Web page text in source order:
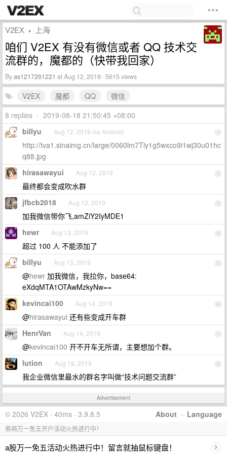
V2EX › 上海
咱们 V2EX 有没有微信或者 QQ 技术交
流群的，魔都的（快带我回家）
Byas1217261221 at Aug 12, 2019 · 5615 views
V2EX 魔都 QQ
微信
8 replies • 2019-08-18 21:50:45 +08:00
1
billyu Aug 12, 2019 via Android
http://tva1.sinaimg.cn/large/0060lm7Tly1g5wxco9i1wj30u01hc
q88.jpg
2
hirasawayui Aug 12, 2019
最终都会变成吹水群
3
jfbcb2018 Aug 12, 2019
加我微信带你飞,amZiY2IyMDE1
4
hewr Aug 13, 2019
超过 100 人 不能添加了
5
billyu Aug 13, 2019
@hewr 加我微信，我拉你，base64:
eXdqMTA1OTAwMzkyNw==
6
kevincai100 Aug 14, 2019
@hirasawayui 还有些变成开车群
7
HenrVan Aug 14, 2019
@kevincai100 开不开车无所谓，主要想加个群。
8
lution Aug 18, 2019
我企业微信里最水的群名字叫做“技术问题交流群”
Advertisement
About · Language
© 2026 V2EX · 40ms · 3.9.8.5
券商万一免五开户活动火热进行中！
a股万一免五活动火热进行中！留言就抽鼠标键盘！ ›